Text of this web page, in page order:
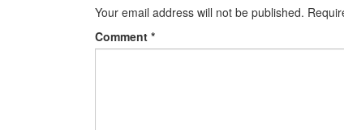
Your email address will not be published.
Comment *